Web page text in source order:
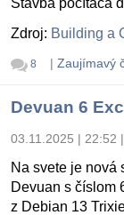
Stavba počítača
Zdroj: Building a
8 | Zaujímavý
Devuan 6
03.11.2025 | 22:52 |
Na svete je nová
Devuan s číslom
z Debian 13